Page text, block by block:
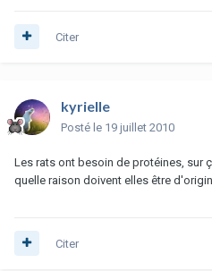
Citer
kyrielle
Posté le 19 juillet 2010
Les rats ont besoin de protéines, sur
quelle raison doivent elles être
Citer